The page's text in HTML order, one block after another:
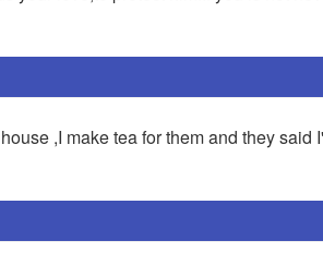
,I make tea for them and they said